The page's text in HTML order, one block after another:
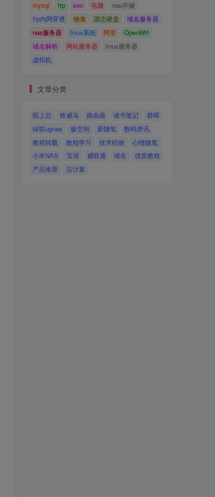
mysql
frp seo 电脑
nas存储
frp内网穿透
镜像 固态硬盘
域名服务器
nas服务器
linux系统 阿里
OpenWrt
域名解析
网站服务器
linux服务器
虚拟机
文章分类
陌上云 铁威马 路由器 读书笔记
群晖
绿联ugnas
极空间 新随笔
数码资讯
教程转载
教程学习 技术经验
心情随笔
小米NAS
宝塔 威联通 域名
优质教程
产品推荐
云计算